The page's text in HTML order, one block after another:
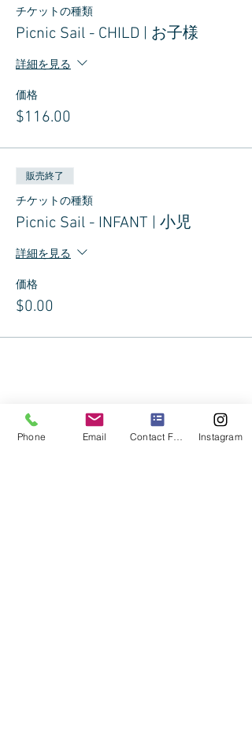
チケットの種類
Picnic Sail - CHILD | お子様
詳細を見る
価格
$116.00
販売終了
チケットの種類
Picnic Sail - INFANT | 小児
詳細を見る
価格
$0.00
このイベントをシェア
Phone Email Contact Form Instagram